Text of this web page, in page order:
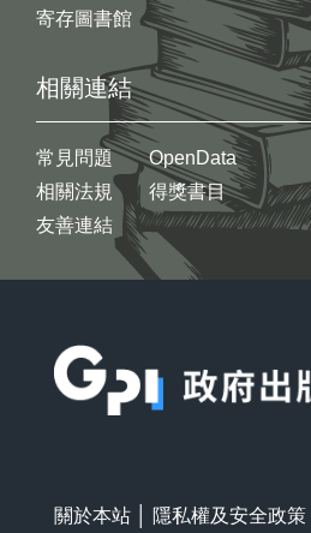
寄存圖書館
相關連結
常見問題
相關法規
友善連結
OpenData
得獎書目
關於本站 隱私權及安全政策